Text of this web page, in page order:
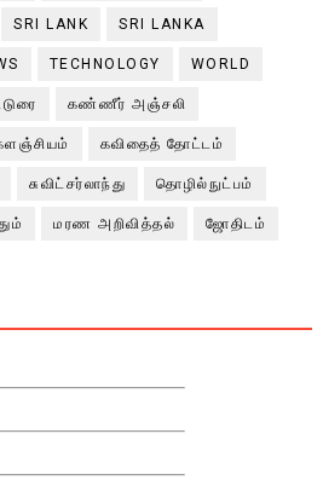
SRI LANK SRI LANKA
TECHNOLOGY WORLD
கண்ணீர் அஞ்சலி
கவிதைத் தோட்டம்
சுவிட்சர்லாந்து தொழில்நுட்பம்
மரண அறிவித்தல் ஜோதிடம்